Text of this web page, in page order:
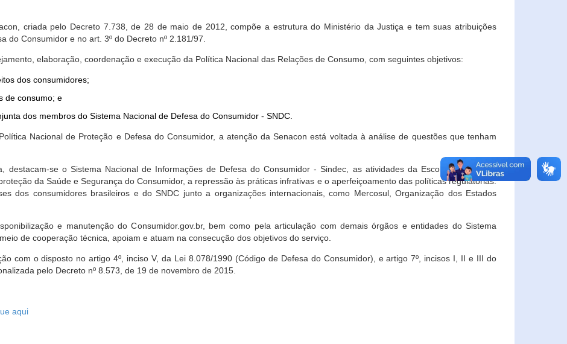
criada pelo Decreto 7.738, de 28 de maio de 2012, compõe a estrutura do Ministério da Justiça e tem suas atribuições
do Consumidor e no art. 3º do Decreto nº 2.181/97.
elaboração, coordenação e execução da Política Nacional das Relações de Consumo, com seguintes objetivos:
dos consumidores;
de consumo; e
dos membros do Sistema Nacional de Defesa do Consumidor - SNDC.
Nacional de Proteção e Defesa do Consumidor, a atenção da Senacon está voltada à análise de questões que tenham
destacam-se o Sistema Nacional de Informações de Defesa do Consumidor - Sindec, as atividades da Escola Nacional de
da Saúde e Segurança do Consumidor, a repressão às práticas infrativas e o aperfeiçoamento das políticas regulatórias.
dos consumidores brasileiros e do SNDC junto a organizações internacionais, como Mercosul, Organização dos Estados
e manutenção do Consumidor.gov.br, bem como pela articulação com demais órgãos e entidades do Sistema
de cooperação técnica, apoiam e atuam na consecução dos objetivos do serviço.
com o disposto no artigo 4º, inciso V, da Lei 8.078/1990 (Código de Defesa do Consumidor), e artigo 7º, incisos I, II e III do
pelo Decreto nº 8.573, de 19 de novembro de 2015.
aqui